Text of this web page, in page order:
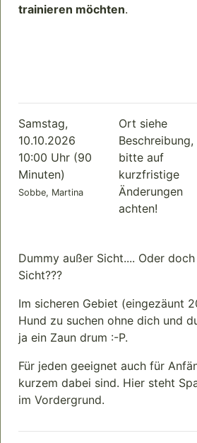
trainieren möchten.
Samstag,
10.10.2026
10:00 Uhr (90
Minuten)
Sobbe, Martina
Ort siehe
Beschreibung,
bitte auf
kurzfristige
Änderungen
achten!
Dummy außer Sicht.... Oder
Sicht???
Im sicheren Gebiet (eingezäunt
Hund zu suchen ohne dich und
ja ein Zaun drum :-P.
Für jeden geeignet auch für
kurzem dabei sind. Hier steht
im Vordergrund.